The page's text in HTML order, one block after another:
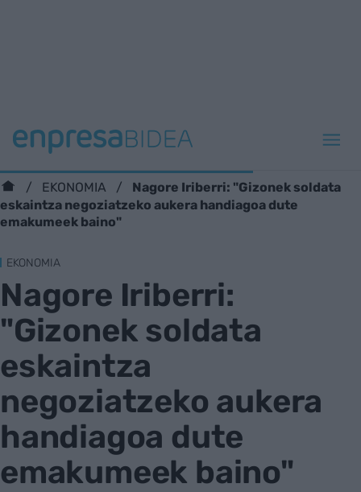
EKONOMIA
Nagore Iriberri: "Gizonek soldata
eskaintza negoziatzeko aukera handiagoa dute
emakumeek baino"
EKONOMIA
Nagore Iriberri:
"Gizonek soldata
eskaintza
negoziatzeko aukera
handiagoa dute
emakumeek baino"